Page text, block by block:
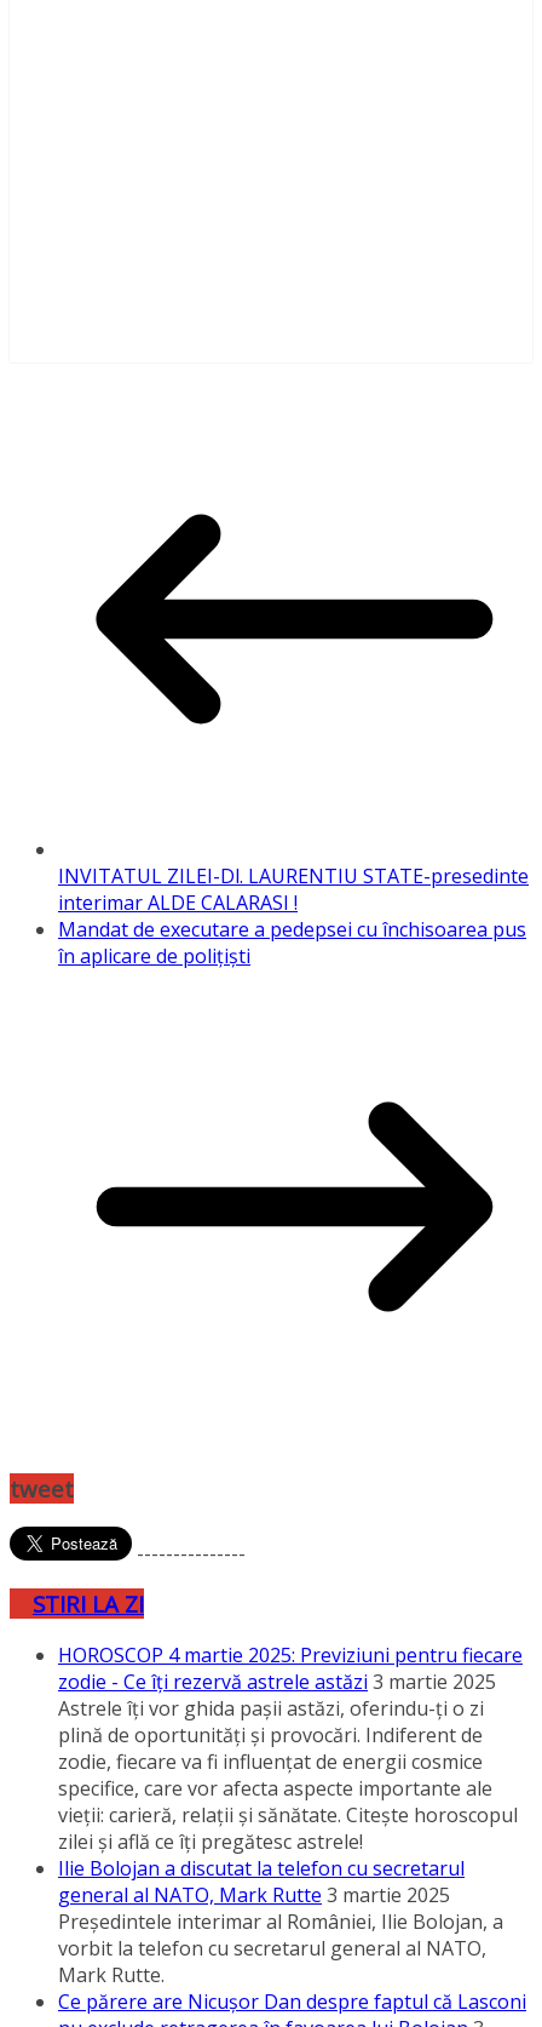
INVITATUL ZILEI-Dl. LAURENTIU STATE-presedinte
interimar ALDE CALARASI !
Mandat de executare a pedepsei cu închisoarea pus
în aplicare de polițiști
tweet
---------------
STIRI LA ZI
HOROSCOP 4 martie 2025: Previziuni pentru fiecare
zodie - Ce îţi rezervă astrele astăzi 3 martie 2025
Astrele îţi vor ghida paşii astăzi, oferindu-ţi o zi
plină de oportunităţi şi provocări. Indiferent de
zodie, fiecare va fi influenţat de energii cosmice
specifice, care vor afecta aspecte importante ale
vieţii: carieră, relaţii şi sănătate. Citeşte horoscopul
zilei şi află ce îţi pregătesc astrele!
Ilie Bolojan a discutat la telefon cu secretarul
general al NATO, Mark Rutte 3 martie 2025
Preşedintele interimar al României, Ilie Bolojan, a
vorbit la telefon cu secretarul general al NATO,
Mark Rutte.
Ce părere are Nicuşor Dan despre faptul că Lasconi